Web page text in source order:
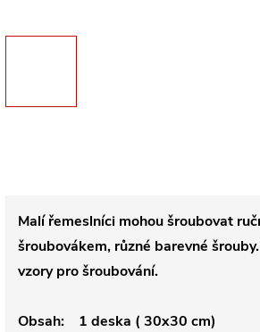
Malí řemeslníci mohou šroubovat
šroubovákem, různé barevné
vzory pro šroubování.
Obsah: 1 deska ( 30x30 cm)